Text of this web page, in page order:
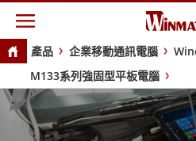
產品 企業移動通訊電腦
M133系列強固型平板電腦